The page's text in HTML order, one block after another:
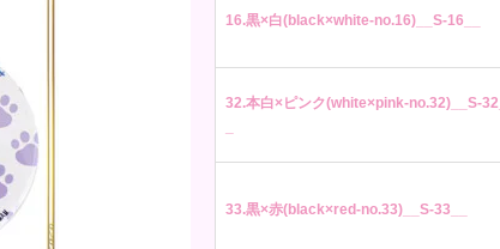
16.黒×白(black×white-no.16)__S-16__
32.本白×ピンク(white×pink-no.32)__S-32_
33.黒×赤(black×red-no.33)__S-33__